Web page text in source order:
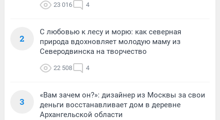
23 016 4
2
С любовью к лесу и морю: как северная
природа вдохновляет молодую маму из
Северодвинска на творчество
22 508 4
3
«Вам зачем он?»: дизайнер из Москвы за свои
деньги восстанавливает дом в деревне
Архангельской области